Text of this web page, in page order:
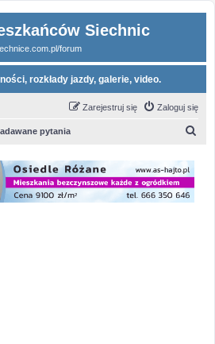
Siechnic
forum
rozkłady jazdy, galerie, video.
Zaloguj się
Zarejestruj się
pytania